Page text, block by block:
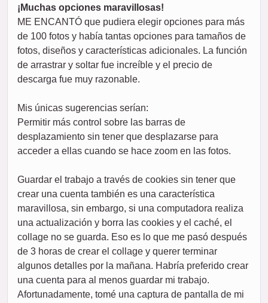
¡Muchas opciones maravillosas!
ME ENCANTÓ que pudiera elegir opciones para más
de 100 fotos y había tantas opciones para tamaños de
fotos, diseños y características adicionales. La función
de arrastrar y soltar fue increíble y el precio de
descarga fue muy razonable.
Mis únicas sugerencias serían:
Permitir más control sobre las barras de
desplazamiento sin tener que desplazarse para
acceder a ellas cuando se hace zoom en las fotos.
Guardar el trabajo a través de cookies sin tener que
crear una cuenta también es una característica
maravillosa, sin embargo, si una computadora realiza
una actualización y borra las cookies y el caché, el
collage no se guarda. Eso es lo que me pasó después
de 3 horas de crear el collage y querer terminar
algunos detalles por la mañana. Habría preferido crear
una cuenta para al menos guardar mi trabajo.
Afortunadamente, tomé una captura de pantalla de mi